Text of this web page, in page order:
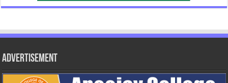
Advertisement